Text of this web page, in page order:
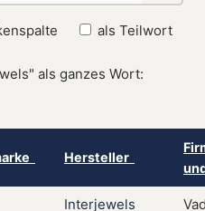
als Teilwort
als ganzes Wort:
Hersteller
Interjewels